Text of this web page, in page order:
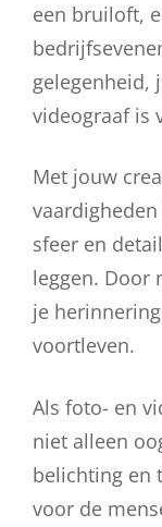
een bruiloft,
gelegenheid,
videograaf is
Met jouw
sfeer en
leggen. Door
je
voortleven.
Als foto- en
niet alleen
belichting en
voor de